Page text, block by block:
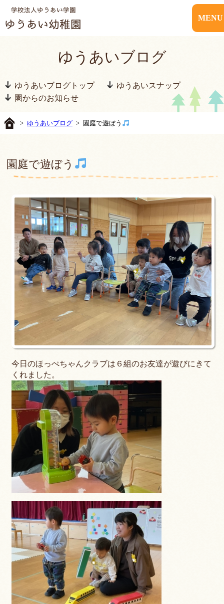
MENU
ゆうあいブログ
ゆうあいブログトップ
ゆうあいスナップ
園からのお知らせ
> ゆうあいブログ> 園庭で遊ぼう
園庭で遊ぼう
今日のほっぺちゃんクラブは６組のお友達が遊びにきて
くれました。